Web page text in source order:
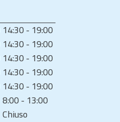
14:30 - 19:00
14:30 - 19:00
14:30 - 19:00
14:30 - 19:00
14:30 - 19:00
8:00 - 13:00
Chiuso